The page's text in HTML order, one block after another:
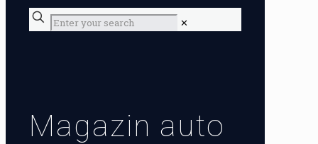
✕
Magazin auto